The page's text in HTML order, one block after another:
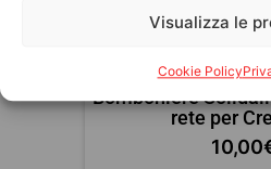
Visualizza le
Cookie Policy
Bomboniere
10,00